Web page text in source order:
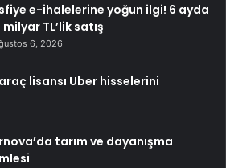
e-ihalelerine yoğun ilgi! 6 ayda
milyar TL’lik satış
6, 2026
lisansı Uber hisselerini
tarım ve dayanışma